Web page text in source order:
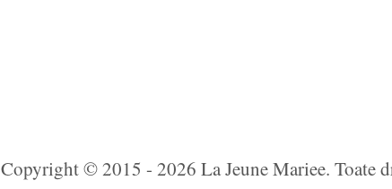
Copyright © 2015 - 2026 La Jeune Mariee. Toate